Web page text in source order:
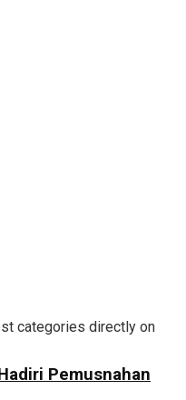
Pemusnahan
categories directly on